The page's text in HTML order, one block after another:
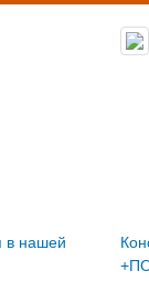
в нашей